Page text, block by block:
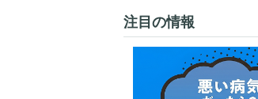
注目の情報